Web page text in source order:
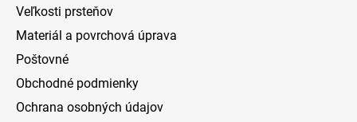
Veľkosti prsteňov
Materiál a povrchová úprava
Poštovné
Obchodné podmienky
Ochrana osobných údajov